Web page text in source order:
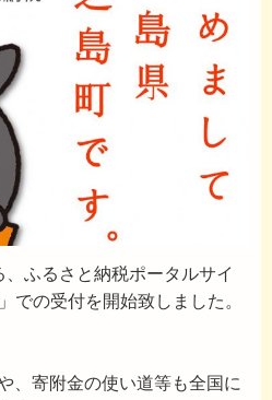
ふるさと納税ポータルサイ
での受付を開始致しました。
、寄附金の使い道等も全国に